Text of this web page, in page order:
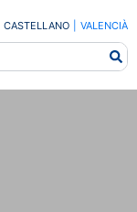
CASTELLANO VALENCIÀ